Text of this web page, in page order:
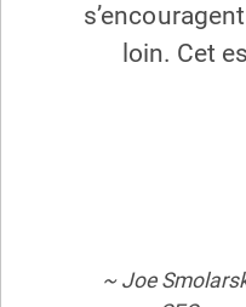
loin. Cet
~ Joe